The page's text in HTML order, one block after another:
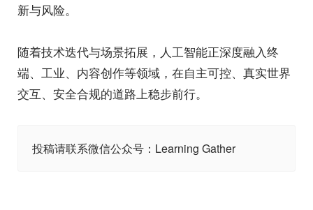
新与风险。
随着技术迭代与场景拓展，人工智能正深度融入终
端、工业、内容创作等领域，在自主可控、真实世界
交互、安全合规的道路上稳步前行。
投稿请联系微信公众号：Learning Gather